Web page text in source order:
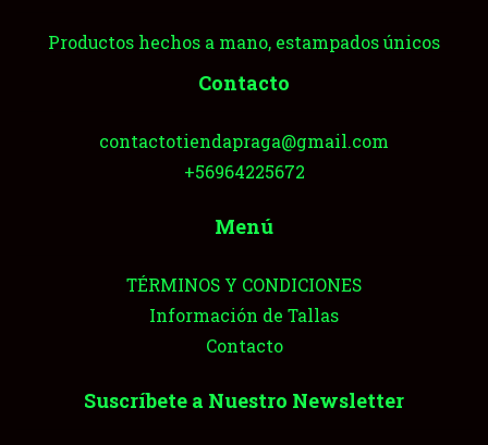
Productos hechos a mano, estampados únicos
Contacto
contactotiendapraga@gmail.com
+56964225672
Menú
TÉRMINOS Y CONDICIONES
Información de Tallas
Contacto
Suscríbete a Nuestro Newsletter